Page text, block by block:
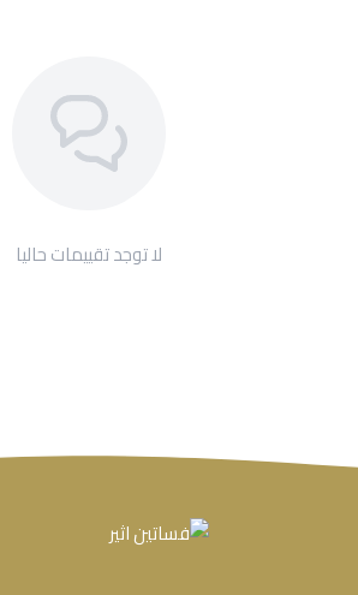
لا توجد تقييمات حاليا